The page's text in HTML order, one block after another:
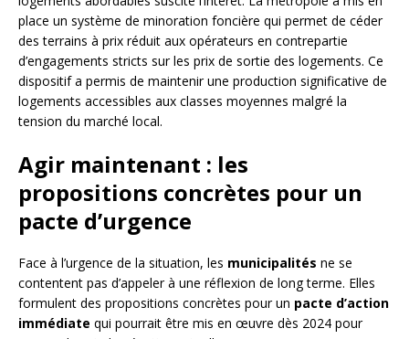
place un système de minoration foncière qui permet de céder
des terrains à prix réduit aux opérateurs en contrepartie
d’engagements stricts sur les prix de sortie des logements. Ce
dispositif a permis de maintenir une production significative de
logements accessibles aux classes moyennes malgré la
tension du marché local.
Agir maintenant : les
propositions concrètes pour un
pacte d’urgence
Face à l’urgence de la situation, les municipalités ne se
contentent pas d’appeler à une réflexion de long terme. Elles
formulent des propositions concrètes pour un pacte d’action
immédiate qui pourrait être mis en œuvre dès 2024 pour